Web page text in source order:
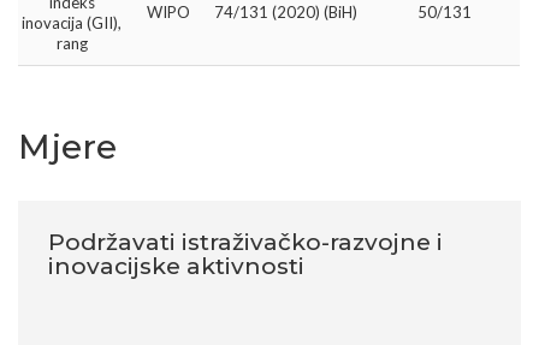
inovacija (GII),
rang
WIPO 74/131 (2020) (BiH) 50/131
Mjere
Podržavati istraživačko-razvojne i
inovacijske aktivnosti